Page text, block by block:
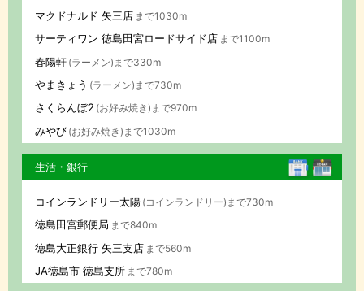
マクドナルド 矢三店 まで1030m
サーティワン 徳島田宮ロードサイド店 まで1100m
春陽軒 (ラーメン)まで330m
やまきょう (ラーメン)まで730m
さくらんぼ2 (お好み焼き)まで970m
みやび (お好み焼き)まで1030m
生活・銀行
コインランドリー太陽 (コインランドリー)まで730m
徳島田宮郵便局 まで840m
徳島大正銀行 矢三支店 まで560m
JA徳島市 徳島支所 まで780m